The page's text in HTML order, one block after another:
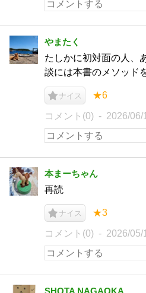
やまたく
たしかに初対面の人、
談には本書のメソッド
ナイス ★6
コメント(0) 2026/06/
本まーちゃん
再読
ナイス ★3
コメント(0) 2026/05/
SHOTA NAGAOKA